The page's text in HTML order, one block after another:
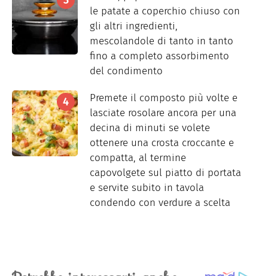
le patate a coperchio chiuso con
gli altri ingredienti,
mescolandole di tanto in tanto
fino a completo assorbimento
del condimento
Premete il composto più volte e
lasciate rosolare ancora per una
decina di minuti se volete
ottenere una crosta croccante e
compatta, al termine
capovolgete sul piatto di portata
e servite subito in tavola
condendo con verdure a scelta